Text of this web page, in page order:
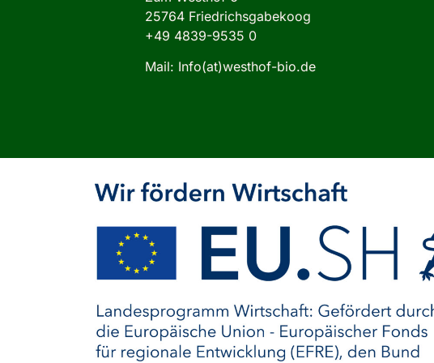
25764 Friedrichsgabekoog
+49 4839-9535 0
Mail: Info(at)westhof-bio.de